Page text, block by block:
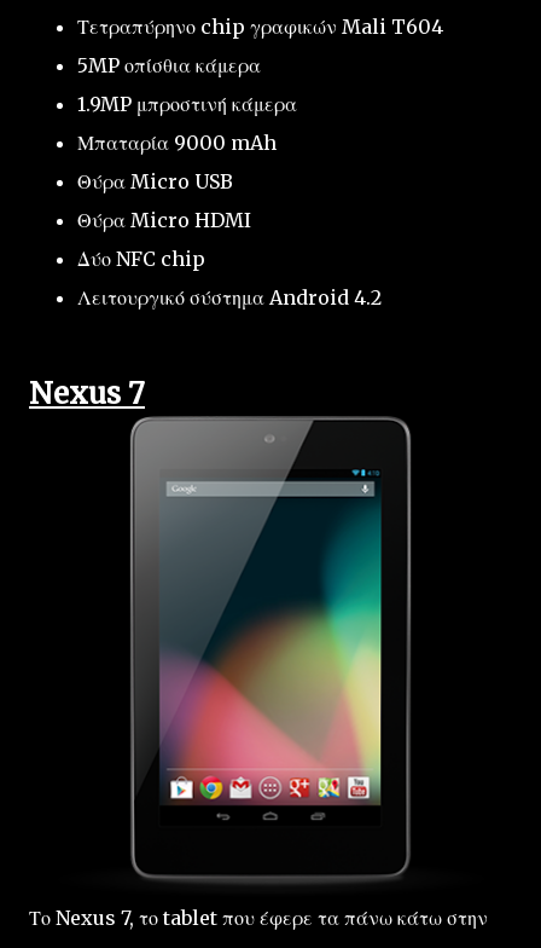
Τετραπύρηνο chip γραφικών Mali T604
5MP οπίσθια κάμερα
1.9MP μπροστινή κάμερα
Μπαταρία 9000 mAh
Θύρα Micro USB
Θύρα Micro HDMI
Δύο NFC chip
Λειτουργικό σύστημα Android 4.2
Nexus 7
Το Nexus 7, το tablet που έφερε τα πάνω κάτω στην